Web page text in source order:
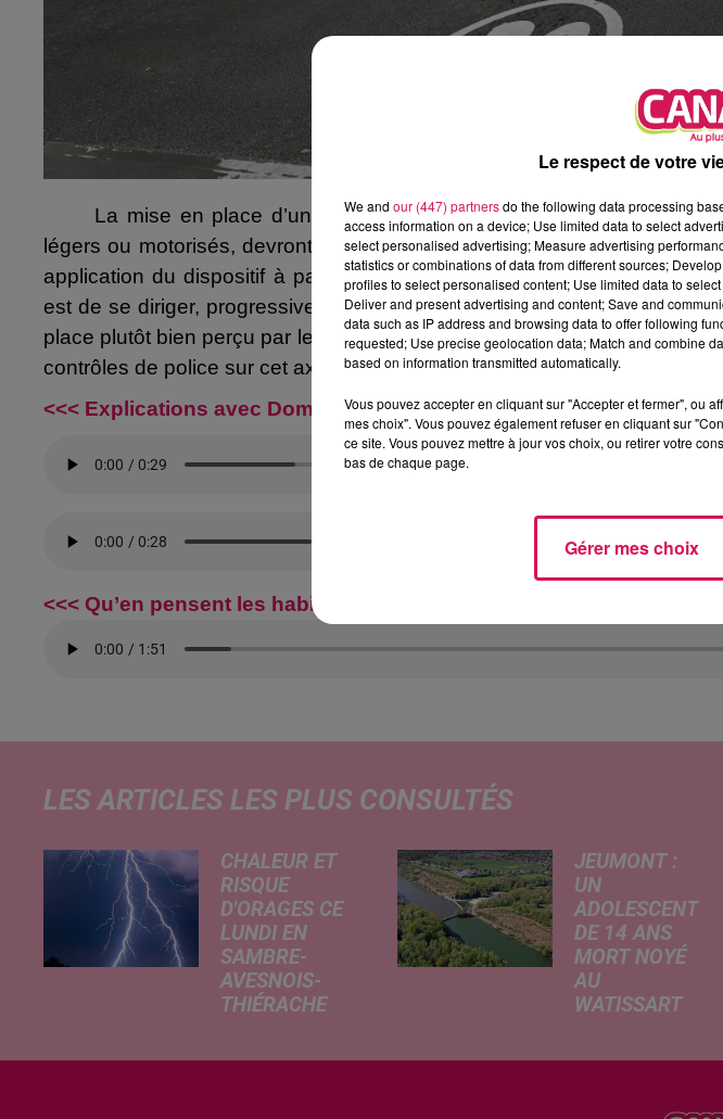
La mise en place d’une zone de rencontre dans le centre-ville
légers ou motorisés, devront limiter la vitesse à 20 km/h, avec une
application du dispositif à partir de l’entrée de la place Vauban
est de se diriger, progressivement, vers "la ville apaisée" selon la
place plutôt bien perçu par les habitants, qui demandent en revanche
contrôles de police sur cet axe.
<<< Explications avec Dominique Delcroix, adjoint en charge de la
<<< Qu’en pensent les habitants que nous avons pu croiser, place
LES ARTICLES LES PLUS CONSULTÉS
CHALEUR ET
RISQUE
D'ORAGES CE
LUNDI EN
SAMBRE-
AVESNOIS-
THIÉRACHE
typiquement
JEUMONT :
UN
ADOLESCENT
DE 14 ANS
MORT NOYÉ
AU
WATISSART
informations
lundi par nos
Le respect de votre
We and our (447) partnersdo the following data processing
access information on a device; Use limited data to select
select personalised advertising; Measure advertising
statistics or combinations of data from different sources;
profiles to select personalised content; Use limited data to
Deliver and present advertising and content; Save and
data such as IP address and browsing data to offer following
requested; Use precise geolocation data; Match and combine
based on information transmitted automatically.
Vous pouvez accepter en cliquant sur "Accepter et fermer", ou
mes choix". Vous pouvez également refuser en cliquant sur
ce site. Vous pouvez mettre à jour vos choix, ou retirer votre
bas de chaque page.
Gérer mes choix